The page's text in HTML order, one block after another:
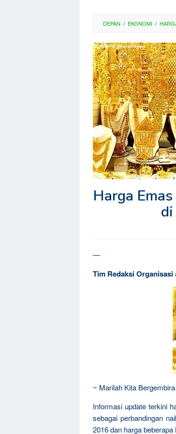
DEPAN / EKONOMI /
Harga
—
Tim Redaksi
~ Marilah Kita
Informasi update terkini
sebagai perbandingan
2016 dan harga